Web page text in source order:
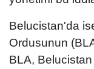
Belucistan'da
Ordusunun
BLA,